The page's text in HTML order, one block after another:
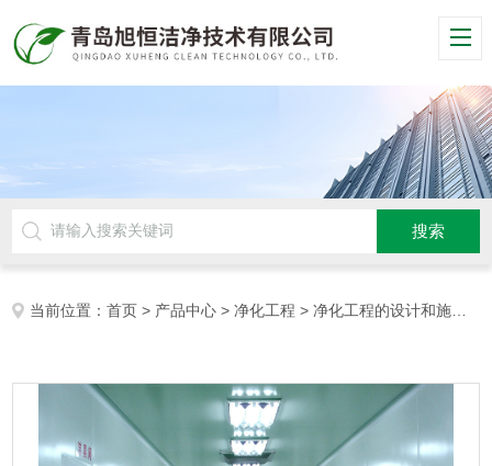
当前位置：首页 > 产品中心 >净化工程 >净化工程的设计和施工